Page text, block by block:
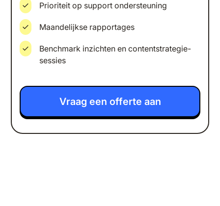
Prioriteit op support ondersteuning
Maandelijkse rapportages
Benchmark inzichten en contentstrategie-
sessies
Vraag een offerte aan